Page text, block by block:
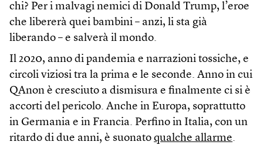
chi? Per i malvagi nemici di Donald Trump, l’eroe
che libererà quei bambini – anzi, li sta già
liberando – e salverà il mondo.
Il 2020, anno di pandemia e narrazioni tossiche, e
circoli viziosi tra la prima e le seconde. Anno in cui
QAnon è cresciuto a dismisura e finalmente ci si è
accorti del pericolo. Anche in Europa, soprattutto
in Germania e in Francia. Perfino in Italia, con un
ritardo di due anni, è suonato qualche allarme.